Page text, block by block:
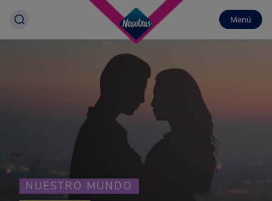
Menú
NUESTRO MUNDO